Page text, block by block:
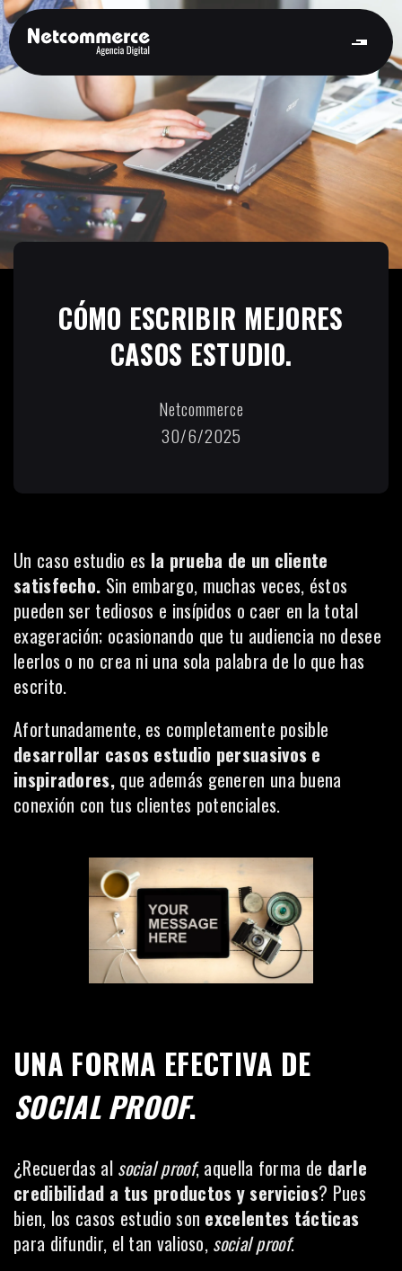
CÓMO ESCRIBIR MEJORES
CASOS ESTUDIO.
Netcommerce
30/6/2025
Un caso estudio es la prueba de un cliente
satisfecho. Sin embargo, muchas veces, éstos
pueden ser tediosos e insípidos o caer en la total
exageración; ocasionando que tu audiencia no desee
leerlos o no crea ni una sola palabra de lo que has
escrito.
Afortunadamente, es completamente posible
desarrollar casos estudio persuasivos e
inspiradores,que además generen una buena
conexión con tus clientes potenciales.
UNA FORMA EFECTIVA DE
SOCIAL PROOF.
¿Recuerdas al social proof, aquella forma de darle
credibilidad a tus productos y servicios? Pues
bien, los casos estudio son excelentes tácticas
para difundir, el tan valioso, social proof.